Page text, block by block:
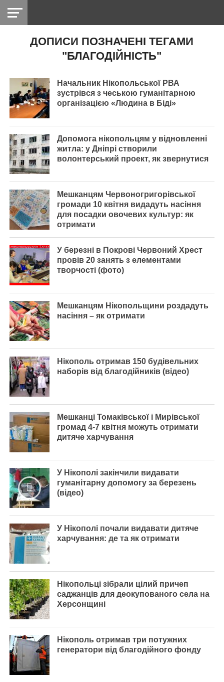
НІКОПОЛЬ
СІЧЕСЛАВСЬКА
РАДІО
ДОПИСИ ПОЗНАЧЕНІ ТЕГАМИ
"БЛАГОДІЙНІСТЬ"
Начальник Нікопольської РВА
зустрівся з чеською гуманітарною
організацією «Людина в Біді»
Допомога нікопольцям у відновленні
житла: у Дніпрі створили
волонтерський проект, як звернутися
Мешканцям Червоногригорівської
громади 10 квітня видадуть насіння
для посадки овочевих культур: як
отримати
У березні в Покрові Червоний Хрест
провів 20 занять з елементами
творчості (фото)
Мешканцям Нікопольщини роздадуть
насіння – як отримати
Нікополь отримав 150 будівельних
наборів від благодійників (відео)
Мешканці Томаківської і Мирівської
громад 4-7 квітня можуть отримати
дитяче харчування
У Нікополі закінчили видавати
гуманітарну допомогу за березень
(відео)
У Нікополі почали видавати дитяче
харчування: де та як отримати
Нікопольці зібрали цілий причеп
саджанців для деокупованого села на
Херсонщині
Нікополь отримав три потужних
генератори від благодійного фонду